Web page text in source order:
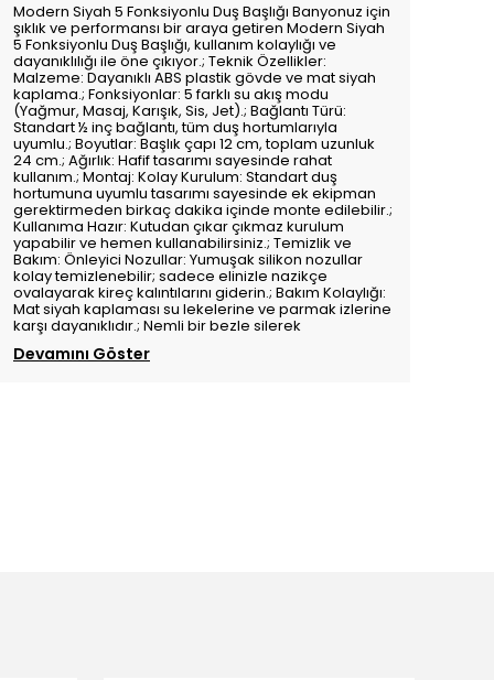
Modern Siyah 5 Fonksiyonlu Duş Başlığı Banyonuz için
şıklık ve performansı bir araya getiren Modern Siyah
5 Fonksiyonlu Duş Başlığı, kullanım kolaylığı ve
dayanıklılığı ile öne çıkıyor.; Teknik Özellikler:
Malzeme: Dayanıklı ABS plastik gövde ve mat siyah
kaplama.; Fonksiyonlar: 5 farklı su akış modu
(Yağmur, Masaj, Karışık, Sis, Jet).; Bağlantı Türü:
Standart ½ inç bağlantı, tüm duş hortumlarıyla
uyumlu.; Boyutlar: Başlık çapı 12 cm, toplam uzunluk
24 cm.; Ağırlık: Hafif tasarımı sayesinde rahat
kullanım.; Montaj: Kolay Kurulum: Standart duş
hortumuna uyumlu tasarımı sayesinde ek ekipman
gerektirmeden birkaç dakika içinde monte edilebilir.;
Kullanıma Hazır: Kutudan çıkar çıkmaz kurulum
yapabilir ve hemen kullanabilirsiniz.; Temizlik ve
Bakım: Önleyici Nozullar: Yumuşak silikon nozullar
kolay temizlenebilir; sadece elinizle nazikçe
ovalayarak kireç kalıntılarını giderin.; Bakım Kolaylığı:
Mat siyah kaplaması su lekelerine ve parmak izlerine
karşı dayanıklıdır.; Nemli bir bezle silerek
Devamını Göster